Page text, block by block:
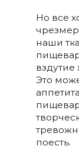
Но все
наши
вздутие
Это
поесть.